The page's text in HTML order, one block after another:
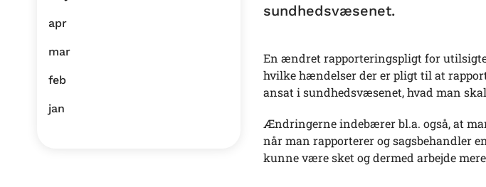
apr
mar
feb
jan
sundhedsvæsenet.
En ændret rapporteringspligt for
hvilke hændelser der er pligt til at
ansat i sundhedsvæsenet, hvad man
Ændringerne indebærer bl.a. også, at
når man rapporterer og sagsbehandler
kunne være sket og dermed arbejde